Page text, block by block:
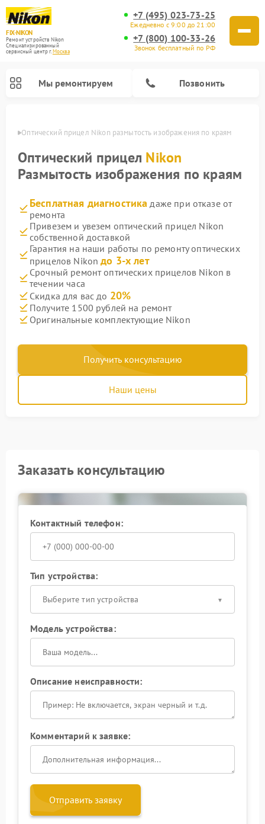
FIX-NIKON
Ремонт устройств Nikon
Специализированный
cервисный центр г.Москва
+7 (495) 023-73-25
Ежедневно с 9:00 до 21:00
+7 (800) 100-33-26
Звонок бесплатный по РФ
Мы ремонтируем Позвонить
Оптический прицел Nikon размытость изображения по краям
Оптический прицел Nikon
Размытость изображения по краям
Бесплатная диагностика даже при отказе от
ремонта
Привезем и увезем оптический прицел Nikon
собственной доставкой
Гарантия на наши работы по ремонту оптических
прицелов Nikonдо 3-х лет
Срочный ремонт оптических прицелов Nikon в
течении часа
Скидка для вас до 20%
Получите 1500 рублей на ремонт
Оригинальные комплектующие Nikon
Получить консультацию
Наши цены
Заказать консультацию
Контактный телефон:
Тип устройства:
Выберите тип устройства
Модель устройства:
Описание неисправности:
Комментарий к заявке:
Отправить заявку